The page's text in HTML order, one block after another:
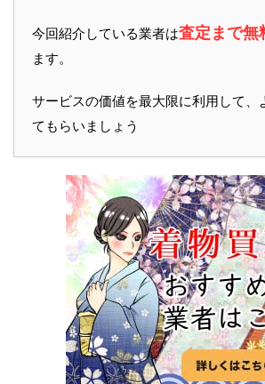
今回紹介している業者は査定まで無
ます。
サービスの価値を最大限に利用して、
てもらいましょう